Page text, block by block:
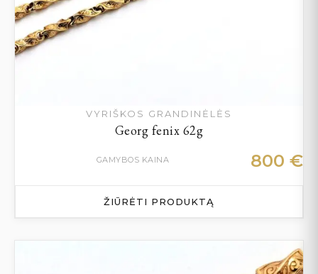
VYRIŠKOS GRANDINĖLĖS
Georg fenix 62g
GAMYBOS KAINA 800 €
ŽIŪRĖTI PRODUKTĄ